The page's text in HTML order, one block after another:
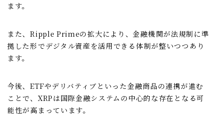
ます。
また、Ripple Primeの拡大により、金融機関が法規制に準
拠した形でデジタル資産を活用できる体制が整いつつあり
ます。
今後、ETFやデリバティブといった金融商品の連携が進む
ことで、XRPは国際金融システムの中心的な存在となる可
能性が高まっています。